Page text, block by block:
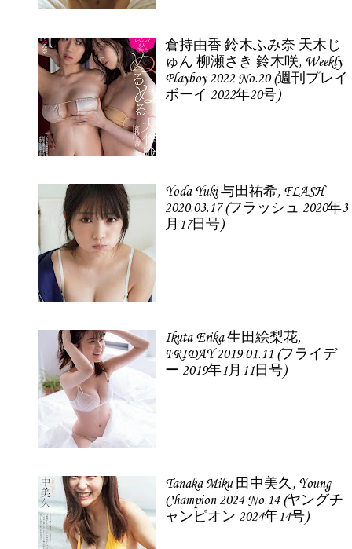
倉持由香 鈴木ふみ奈 天木じ
ゅん 柳瀬さき 鈴木咲, Weekly
Playboy 2022 No.20 (週刊プレイ
ボーイ 2022年20号)
Yoda Yuki 与田祐希, FLASH
2020.03.17 (フラッシュ 2020年3
月17日号)
Ikuta Erika 生田絵梨花,
FRIDAY 2019.01.11 (フライデ
ー 2019年1月11日号)
Tanaka Miku 田中美久, Young
Champion 2024 No.14 (ヤングチ
ャンピオン 2024年14号)